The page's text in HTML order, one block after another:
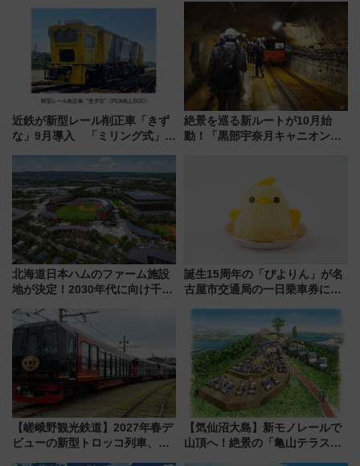
近鉄が新型レール削正車「きず
な」9月導入 「ミリング式」採
貢献するだけでなく、全線区で
活躍するための仕組みも
絶景を巡る新ルートが10月始
動！「黒部宇奈月キャニオンル
北海道日本ハムのファーム施設
地が決定！2030年代に向け千歳
誕生15周年の「ぴよりん」が名
古屋市交通局の一日乗車券に！
定1万5000枚】
【嵯峨野観光鉄道】2027年春デ
ビューの新型トロッコ列車、い
【気仙沼大島】新モノレールで
山頂へ！絶景の「亀山テラス